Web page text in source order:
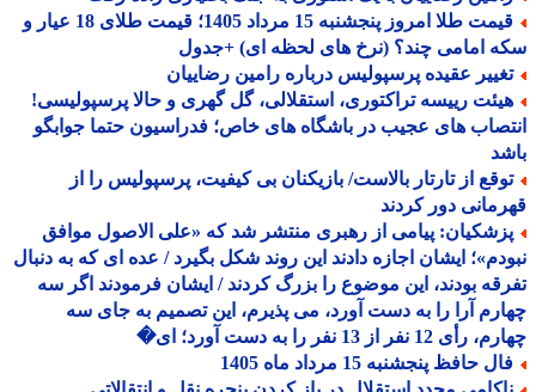
قیمت طلا امروز پنجشنبه 15 مرداد 1405؛ قیمت طلای 18 عیار و
امامی چند؟ (نرخ های لحظه ای) +جدول
عقیده پرسپولیس درباره رامین رضاییان
رییسه تراکتوری، استقلالی، گل گهری و حالا پرسپولیسی!
های عجیب در باشگاه های خاص؛ فدراسیون حتما جوابگو
از تارتار بالاست/ بازیکنان بی کیفیت، پرسپولیس را از
دور کردند
پیامی از رهبری منتشر شد که «علی الاصول موافق
ایشان اجازه دادند این روند شکل بگیرد / عده ای که به دنبال
بودند، این موضوع را بزرگ کردند / ایشان فرمودند اگر سه
آرا را به دست آورد، می پذیرم، این تصمیم به جای سه
نفر از 13 نفر را به دست آورد؛ ای�
حافظ پنجشنبه 15 مرداد ماه 1405